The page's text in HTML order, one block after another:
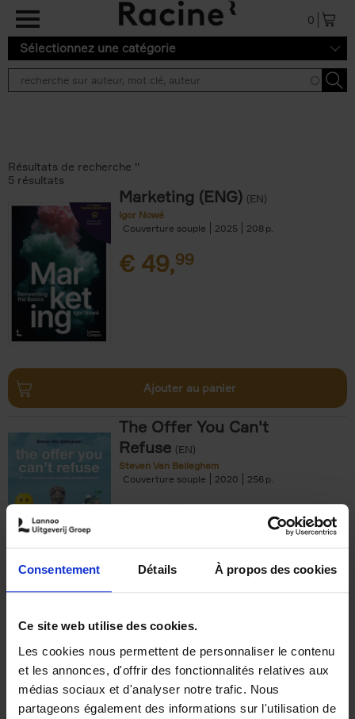
Consentement Détails À propos des cookies
Ce site web utilise des cookies.
Les cookies nous permettent de personnaliser le contenu
et les annonces, d'offrir des fonctionnalités relatives aux
médias sociaux et d'analyser notre trafic. Nous
partageons également des informations sur l'utilisation de
Aller au contenu principal
0
Sélectionnez une catégorie
Résultats de recherche ''
5 résultats
Marketing (ENG) (EN)
Igor Nowé
Couverture souple
2025 208
€ 49,99
Ajouter au panier
The Offer You Can't
Refuse (EN)
Steven Van Belleghem
Couverture souple
2020 256
€37,50
Building Bonds = Building
Business
Jochen Roef Jozefien De Feyter
Carolien Boom
Couverture souple
2025 200